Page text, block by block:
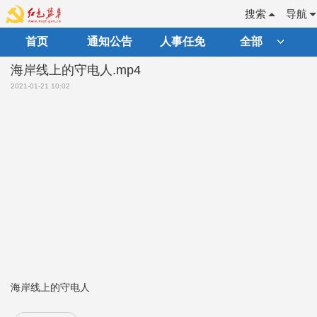
导航
搜索
首页 通知公告 人事任免 全部
海岸线上的守电人.mp4
2021-01-21 10:02
海岸线上的守电人